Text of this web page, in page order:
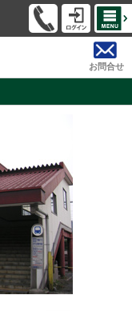
お問合せ